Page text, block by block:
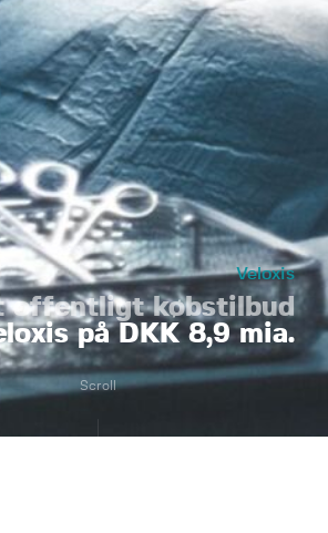
Veloxis
offentligt købstilbud
på DKK 8,9 mia.
Scroll